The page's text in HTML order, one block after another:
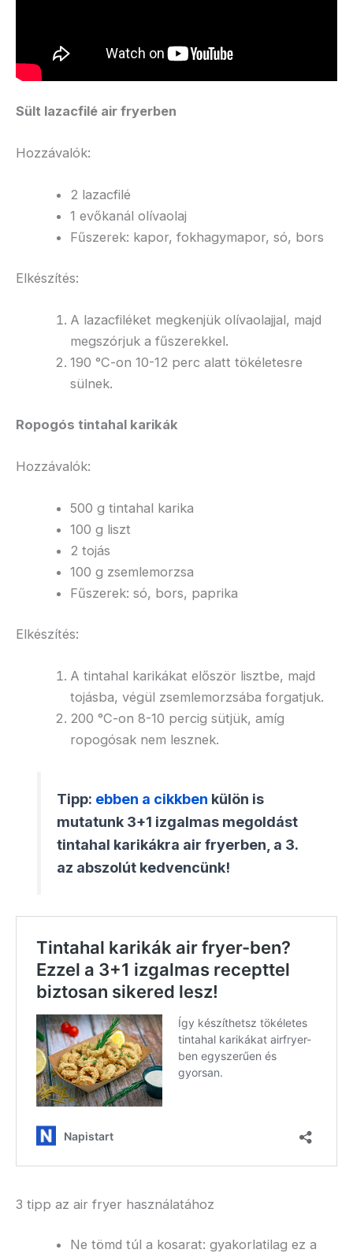
Sült lazacfilé air fryerben
Hozzávalók:
2 lazacfilé
1 evőkanál olívaolaj
Fűszerek: kapor, fokhagymapor, só, bors
Elkészítés:
A lazacfiléket megkenjük olívaolajjal, majd
megszórjuk a fűszerekkel.
190 °C-on 10-12 perc alatt tökéletesre
sülnek.
Ropogós tintahal karikák
Hozzávalók:
500 g tintahal karika
100 g liszt
2 tojás
100 g zsemlemorzsa
Fűszerek: só, bors, paprika
Elkészítés:
A tintahal karikákat először lisztbe, majd
tojásba, végül zsemlemorzsába forgatjuk.
200 °C-on 8-10 percig sütjük, amíg
ropogósak nem lesznek.
Tipp: ebben a cikkben külön is
mutatunk 3+1 izgalmas megoldást
tintahal karikákra air fryerben, a 3.
az abszolút kedvencünk!
3 tipp az air fryer használatához
Ne tömd túl a kosarat: gyakorlatilag ez a